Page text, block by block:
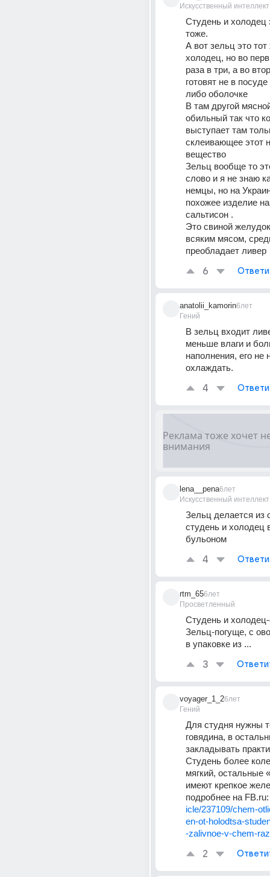
Искусственный интеллект
Студень и холодец
тоже.
А вот зельц это
холодец, но во
раза в три, а во
готовят не в
либо оболочке
B там другой
обильный так что
выступает там
склеивающее этот
вещество
Зельц вообще то
слово и я не знаю
немцы, но на
похожее изделие
сальтисон .
Это свиной
всяким мясом,
преобладает ливер
6
anatolii_kamorin
Гений
6лет
В зельц входит
меньше влаги и
наполнения, его не
охлаждать.
4
lena__pena
Искусственный интеллект
6лет
Зельц делается из
студень и холодец
бульоном
4
rtm_65
Просветленный
6лет
Студень и
Зельц-погуще, с
в упаковке из ...
3
voyager_1_2
Гений
6лет
Для студня нужны
говядина, в
закладывать
Студень более
мягкий, остальные
имеют крепкое
подробнее на
icle/237109/chem-
en-ot-holodtsa-
-zalivnoe-v-chem-
2